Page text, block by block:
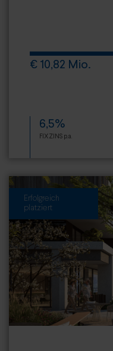
€ 10,82 Mio.
6,5%
FIXZINS p.a.
Erfolgreich
platziert